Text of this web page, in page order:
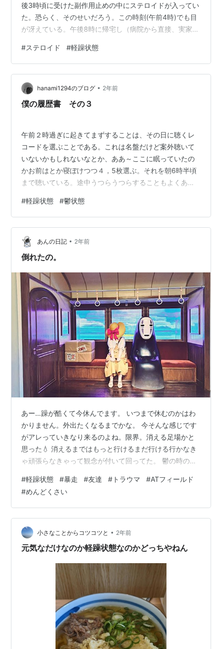
後3時頃に受けた副作用止めの中にステロイドが入ってい
た。恐らく、そのせいだろう。この時刻(午前4時)でも目
が冴えている。午後8時に帰宅し（病院から直接、実家へ
午前2時半に目が覚め、そこから、全く眠れない。ちなみ
に、午後8時に帰宅してから、入浴するまでの3時間は、
この3年間の間で、もっともハイだった。ひっきりなしに
喋り続け、「ああ、これは、ステロイドによる精神症状
だな。」と自覚する事も出来た。ステロイドは、食欲を
#ステロイド #軽躁状態
hanami1294のブログ • 2年前
僕の履歴書 その３
午前２時過ぎに起きてまずすることは、その日に聴くレ
コードを選ぶことである。これは名盤だけど案外聴いて
いないかもしれないなとか、ああ～ここに眠っていたの
かお前はとか寝ぼけつつ４，5枚選ぶ。それを朝6時半頃
まで聴いている。途中うつらうつらすることもよくある
うも後者らしい。 1枚目を聴いている時には、煙草の欲求
と戦うことになる。朝起きたらまず一服でしょという気
持ちがどうにも抜けない。その戦いには今のところ敗れ
続けている。ヤニクラ（久しぶりに煙草を吸うとクラク
ラする）を感じながらゆっくりと吸い、吸い終わったら
#軽躁状態 #鬱状態
あんの日記 • 2年前
倒れたの。
あー…躁が酷くて今休んでます。 いつまで休むのかはわ
かりません。外出たくなるまでかな。 今そんな感じです
がアレっていきなり来るのよね。限界。消える足場かと
思った💧 消えるまではもっと行けるまだ行ける行かなき
ゃ頑張らなきゃって観念が付いて回ってた。 鬱の時の死
けど 躁の時も同じで「頑張らなきゃ」みたいなのに付き
まとわれると引っ張られて 倒れるまで動く羽目になるの
よね。 ふぁーれで色んな人と交流したおかげで引きこも
りの時より軽躁状態酷くなったみたい。 大体ふぁーれ関
係と米津好きのお嬢さん関係の事に焦点当てての主観に
なるんですがね。 まず私、死ぬほど…
#軽躁状態 #暴走 #友達 # トラウマ #ATフィールド
#めんどくさい
小さなことからコツコツと • 2年前
元気なだけなのか軽躁状態なのかどっちやねん